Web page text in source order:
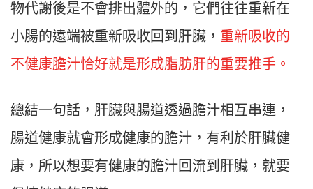
物代謝後是不會排出體外的，它們往往重新在
小腸的遠端被重新吸收回到肝臟， 重新吸收的
不健康膽汁恰好就是形成脂肪肝的重要推手。
總結一句話，肝臟與腸道透過膽汁相互串連，
腸道健康就會形成健康的膽汁，有利於肝臟健
康，所以想要有健康的膽汁回流到肝臟，就要